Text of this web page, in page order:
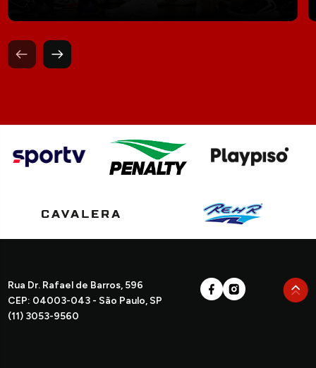
Rua Dr. Rafael de Barros, 596
CEP: 04003-043 - São Paulo, SP
(11) 3053-9560